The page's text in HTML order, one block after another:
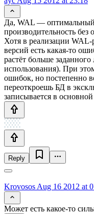
Да, WAL — оптимальный
производительность без
Хотя в реализации
версий есть какая-то
растёт больше
использования). При
ошибок, но постепенно
переоткроешь БД в
записывается в
Reply
Krovosos Aug 16 2012 at
Может есть какое-то